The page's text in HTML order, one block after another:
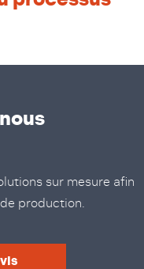
sur mesure afin
production.